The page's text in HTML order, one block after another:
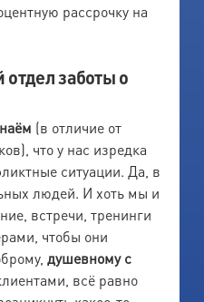
рассрочку на
заботы о
(в отличие от
что у нас изредка
ситуации. Да, в
людей. И хоть мы и
встречи, тренинги
чтобы они
душевному с
всё равно